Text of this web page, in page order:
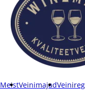
MeistVeinimajad